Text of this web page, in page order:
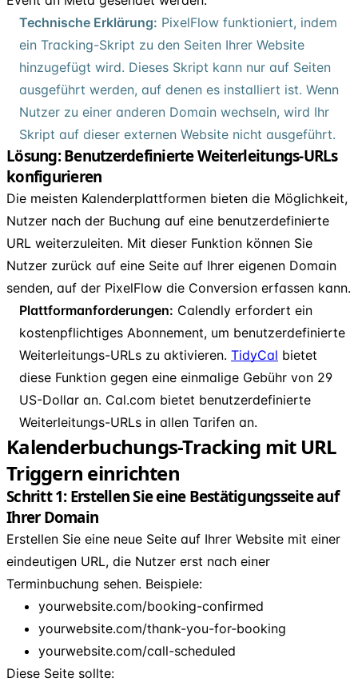
Technische Erklärung: PixelFlow funktioniert, indem
ein Tracking-Skript zu den Seiten Ihrer Website
hinzugefügt wird. Dieses Skript kann nur auf Seiten
ausgeführt werden, auf denen es installiert ist. Wenn
Nutzer zu einer anderen Domain wechseln, wird Ihr
Skript auf dieser externen Website nicht ausgeführt.
Lösung: Benutzerdefinierte Weiterleitungs-URLs
konfigurieren
Die meisten Kalenderplattformen bieten die Möglichkeit,
Nutzer nach der Buchung auf eine benutzerdefinierte
URL weiterzuleiten. Mit dieser Funktion können Sie
Nutzer zurück auf eine Seite auf Ihrer eigenen Domain
senden, auf der PixelFlow die Conversion erfassen kann.
Plattformanforderungen: Calendly erfordert ein
kostenpflichtiges Abonnement, um benutzerdefinierte
Weiterleitungs-URLs zu aktivieren. TidyCal bietet
diese Funktion gegen eine einmalige Gebühr von 29
US-Dollar an. Cal.com bietet benutzerdefinierte
Weiterleitungs-URLs in allen Tarifen an.
Kalenderbuchungs-Tracking mit URL
Triggern einrichten
Schritt 1: Erstellen Sie eine Bestätigungsseite auf
Ihrer Domain
Erstellen Sie eine neue Seite auf Ihrer Website mit einer
eindeutigen URL, die Nutzer erst nach einer
Terminbuchung sehen. Beispiele:
yourwebsite.com/booking-confirmed
yourwebsite.com/thank-you-for-booking
yourwebsite.com/call-scheduled
Diese Seite sollte: